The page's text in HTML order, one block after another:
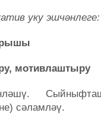
уку эшчәнлеге:
мотивлаштыру
сәламләү.